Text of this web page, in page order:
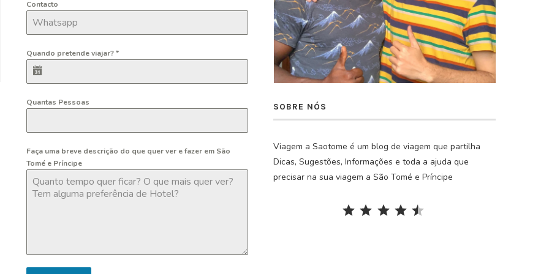
Contacto
Quando pretende viajar?*
Quantas Pessoas
Faça uma breve descrição do que quer ver e fazer em São
Tomé e Príncipe
SOBRE NÓS
Viagem a Saotome é um blog de viagem que partilha
Dicas, Sugestões, Informações e toda a ajuda que
precisar na sua viagem a São Tomé e Príncipe